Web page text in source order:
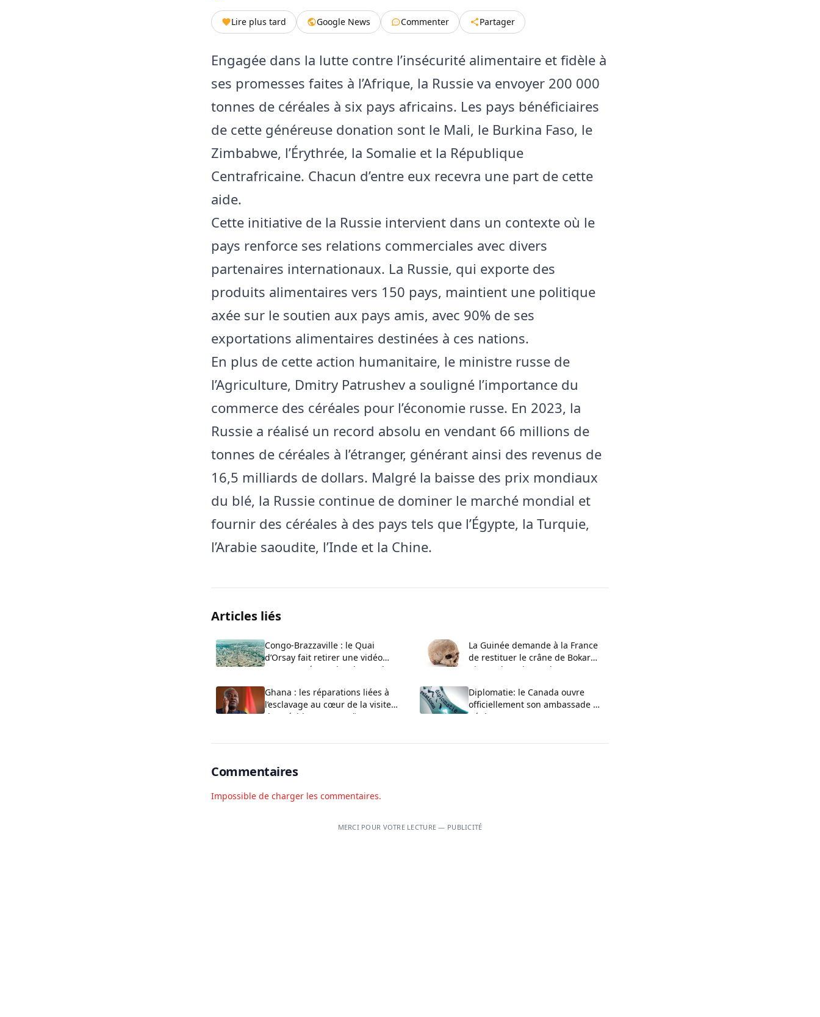
Lire plus tard Google News Commenter Partager
Engagée dans la lutte contre l’insécurité alimentaire et fidèle à
ses promesses faites à l’Afrique, la Russie va envoyer 200 000
tonnes de céréales à six pays africains. Les pays bénéficiaires
de cette généreuse donation sont le Mali, le Burkina Faso, le
Zimbabwe, l’Érythrée, la Somalie et la République
Centrafricaine. Chacun d’entre eux recevra une part de cette
aide.
Cette initiative de la Russie intervient dans un contexte où le
pays renforce ses relations commerciales avec divers
partenaires internationaux. La Russie, qui exporte des
produits alimentaires vers 150 pays, maintient une politique
axée sur le soutien aux pays amis, avec 90% de ses
exportations alimentaires destinées à ces nations.
En plus de cette action humanitaire, le ministre russe de
l’Agriculture, Dmitry Patrushev a souligné l’importance du
commerce des céréales pour l’économie russe. En 2023, la
Russie a réalisé un record absolu en vendant 66 millions de
tonnes de céréales à l’étranger, générant ainsi des revenus de
16,5 milliards de dollars. Malgré la baisse des prix mondiaux
du blé, la Russie continue de dominer le marché mondial et
fournir des céréales à des pays tels que l’Égypte, la Turquie,
l’Arabie saoudite, l’Inde et la Chine.
Articles liés
Congo-Brazzaville : le Quai
d’Orsay fait retirer une vidéo
controversée sur les demandes
La Guinée demande à la France
de restituer le crâne de Bokar
Biro et de trois proches
Ghana : les réparations liées à
l’esclavage au cœur de la visite
du président en Jamaïque
Diplomatie: le Canada ouvre
officiellement son ambassade au
Bénin
Commentaires
Impossible de charger les commentaires.
MERCI POUR VOTRE LECTURE — PUBLICITÉ